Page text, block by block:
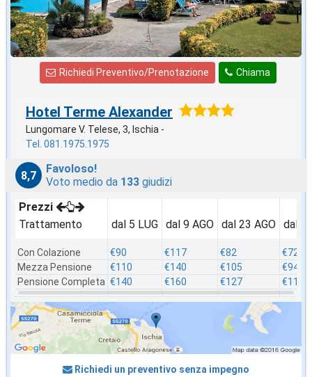
Chiama
Richiedi Preventivo/Prenotazione
Hotel Terme Alexander
Lungomare V. Telese, 3, Ischia -
Tel. 081.1975.1975
8,7
Favoloso!
Voto medio da 133 giudizi
Prezzi
Trattamento
Con Colazione
Mezza Pensione
Pensione Completa
dal 5 LUG
€90
€110
€140
dal 9 AGO
€117
€140
€160
dal 23 AGO
€82
€105
€127
dal
€72
€94
€117
Richiedi un preventivo senza impegno